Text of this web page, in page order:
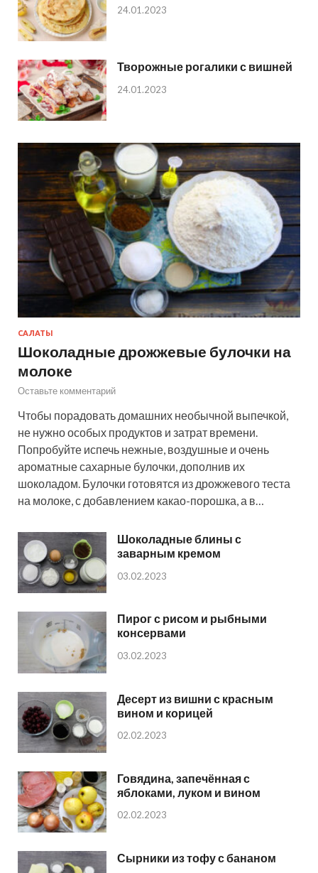
24.01.2023
Творожные рогалики с вишней
24.01.2023
САЛАТЫ
Шоколадные дрожжевые булочки на
молоке
Оставьте комментарий
Чтобы порадовать домашних необычной выпечкой,
не нужно особых продуктов и затрат времени.
Попробуйте испечь нежные, воздушные и очень
ароматные сахарные булочки, дополнив их
шоколадом. Булочки готовятся из дрожжевого теста
на молоке, с добавлением какао-порошка, а в…
Шоколадные блины с
заварным кремом
03.02.2023
Пирог с рисом и рыбными
консервами
03.02.2023
Десерт из вишни с красным
вином и корицей
02.02.2023
Говядина, запечённая с
яблоками, луком и вином
02.02.2023
Сырники из тофу с бананом